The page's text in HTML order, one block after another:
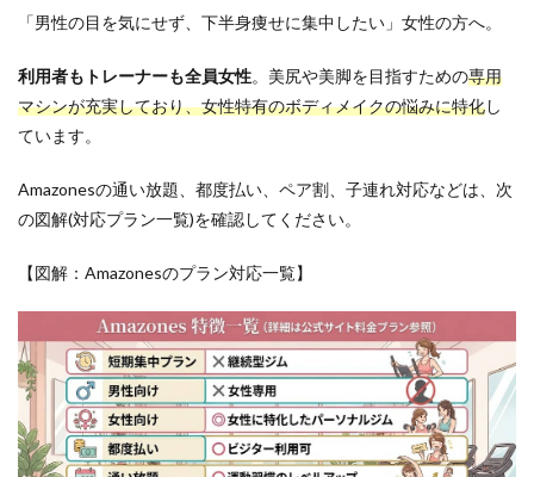
「男性の目を気にせず、下半身痩せに集中したい」女性の方へ。
利用者もトレーナーも全員女性。美尻や美脚を目指すための専用
マシンが充実しており、女性特有のボディメイクの悩みに特化し
ています。
Amazonesの通い放題、都度払い、ペア割、子連れ対応などは、次
の図解(対応プラン一覧)を確認してください。
【図解：Amazonesのプラン対応一覧】